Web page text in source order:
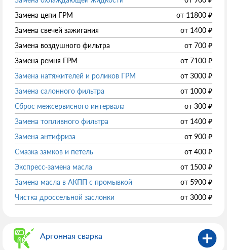
Замена цепи ГРМ
от 11800 ₽
Замена свечей зажигания
от 1400 ₽
Замена воздушного фильтра
от 700 ₽
Замена ремня ГРМ
от 7100 ₽
Замена натяжителей и роликов ГРМ
от 3000 ₽
Замена салонного фильтра
от 1000 ₽
Сброс межсервисного интервала
от 300 ₽
Замена топливного фильтра
от 1400 ₽
Замена антифриза
от 900 ₽
Смазка замков и петель
от 400 ₽
Экспресс-замена масла
от 1500 ₽
Замена масла в АКПП с промывкой
от 5900 ₽
Чистка дроссельной заслонки
от 3000 ₽
Аргонная сварка